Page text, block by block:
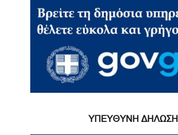
ΥΠΕΥΘΥΝΗ ΔΗΛΩΣΗ